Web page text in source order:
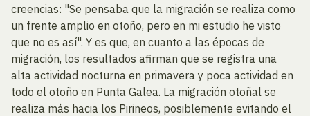
creencias: "Se pensaba que la migración se realiza como
un frente amplio en otoño, pero en mi estudio he visto
que no es así". Y es que, en cuanto a las épocas de
migración, los resultados afirman que se registra una
alta actividad nocturna en primavera y poca actividad en
todo el otoño en Punta Galea. La migración otoñal se
realiza más hacia los Pirineos, posiblemente evitando el